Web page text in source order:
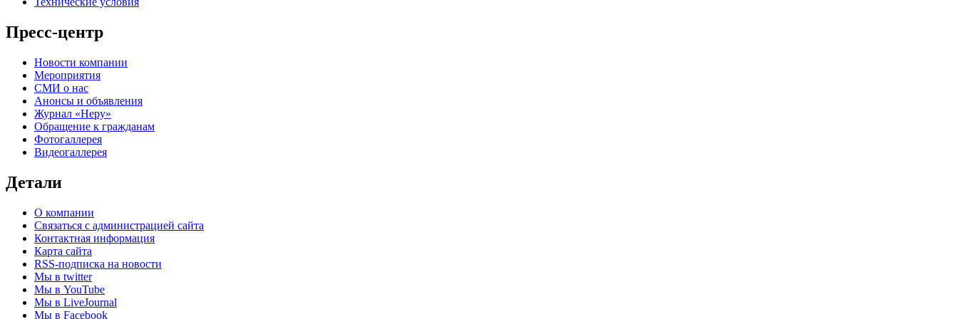
Пресс-центр
Новости компании
Мероприятия
СМИ о нас
Анонсы и объявления
Журнал «Неру»
Обращение к гражданам
Фотогаллерея
Видеогаллерея
Детали
О компании
Связаться с администрацией сайта
Контактная информация
Карта сайта
RSS-подписка на новости
Мы в twitter
Мы в YouTube
Мы в LiveJournal
Мы в Facebook